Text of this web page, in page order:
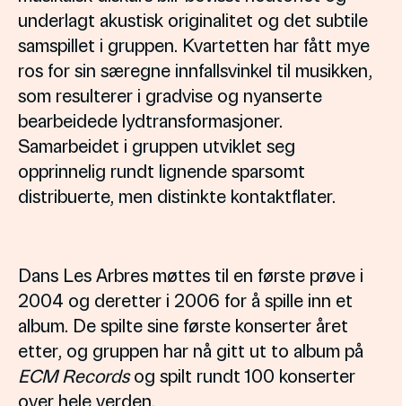
underlagt akustisk originalitet og det subtile
samspillet i gruppen. Kvartetten har fått mye
ros for sin særegne innfallsvinkel til musikken,
som resulterer i gradvise og nyanserte
bearbeidede lydtransformasjoner.
Samarbeidet i gruppen utviklet seg
opprinnelig rundt lignende sparsomt
distribuerte, men distinkte kontaktflater.
Dans Les Arbres møttes til en første prøve i
2004 og deretter i 2006 for å spille inn et
album. De spilte sine første konserter året
etter, og gruppen har nå gitt ut to album på
ECM Recordsog spilt rundt 100 konserter
over hele verden.